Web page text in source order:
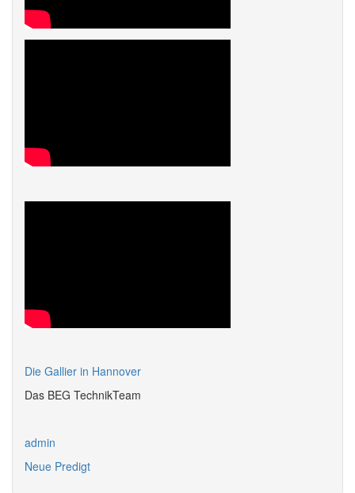
Die Gallier in Hannover
Das BEG TechnikTeam
admin
Neue Predigt